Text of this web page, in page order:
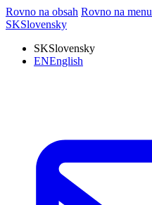
Rovno na obsah Rovno na menu
SKSlovensky
SKSlovensky
ENEnglish